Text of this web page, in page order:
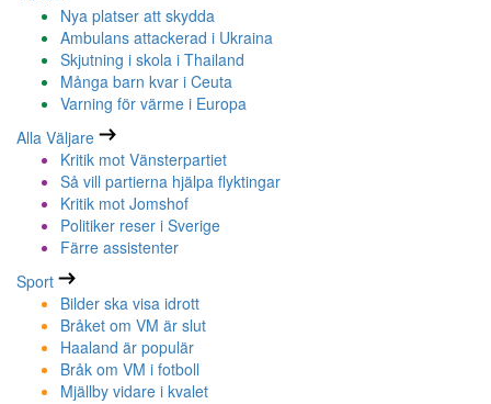
Nya platser att skydda
Ambulans attackerad i Ukraina
Skjutning i skola i Thailand
Många barn kvar i Ceuta
Varning för värme i Europa
Alla Väljare
Kritik mot Vänsterpartiet
Så vill partierna hjälpa flyktingar
Kritik mot Jomshof
Politiker reser i Sverige
Färre assistenter
Sport
Bilder ska visa idrott
Bråket om VM är slut
Haaland är populär
Bråk om VM i fotboll
Mjällby vidare i kvalet